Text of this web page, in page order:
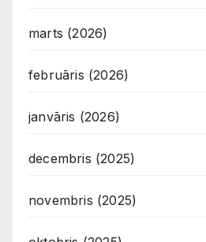
marts (2026)
februāris (2026)
janvāris (2026)
decembris (2025)
novembris (2025)